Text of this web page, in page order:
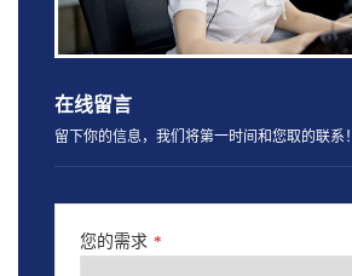
在线留言
留下你的信息，我们将第一时间和您取的联系！
您的需求 *